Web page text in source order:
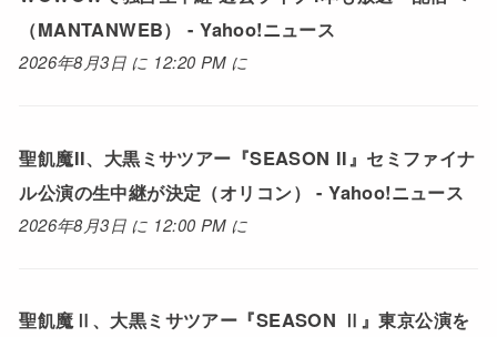
（MANTANWEB） - Yahoo!ニュース
2026年8月3日 に 12:20 PM に
聖飢魔II、大黒ミサツアー『SEASON II』セミファイナ
ル公演の生中継が決定（オリコン） - Yahoo!ニュース
2026年8月3日 に 12:00 PM に
聖飢魔Ⅱ、大黒ミサツアー『SEASON Ⅱ』東京公演を